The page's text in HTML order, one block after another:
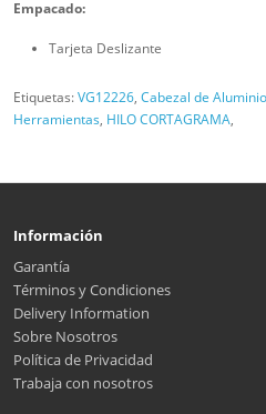
Empacado:
Tarjeta Deslizante
Etiquetas:VG12226, Cabezal de
Herramientas, HILO CORTAGRAMA,
Información
Garantía
Términos y Condiciones
Delivery Information
Sobre Nosotros
Política de Privacidad
Trabaja con nosotros